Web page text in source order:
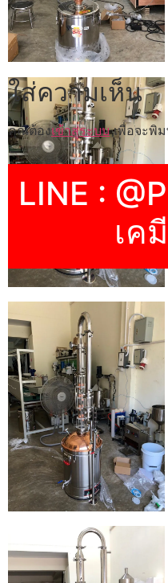
ใส่ความเห็น
คุณต้องเข้าสู่ระบบเพื่อจะพิ
LINE :
เค